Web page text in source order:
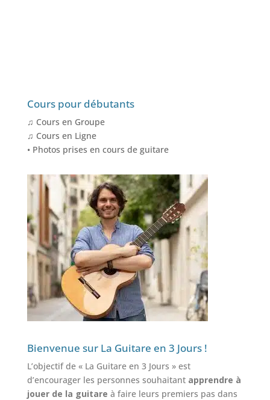
Cours pour débutants
♫ Cours en Groupe
♫ Cours en Ligne
• Photos prises en cours de guitare
Bienvenue sur La Guitare en 3 Jours !
L’objectif de « La Guitare en 3 Jours » est
d’encourager les personnes souhaitant apprendre à
jouer de la guitare à faire leurs premiers pas dans